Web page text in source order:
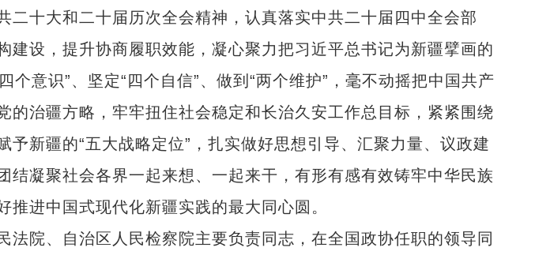
十大和二十届历次全会精神，认真落实中共二十届四中全会部
设，提升协商履职效能，凝心聚力把习近平总书记为新疆擘画的
意识”、坚定“四个自信”、做到“两个维护”，毫不动摇把中国共产
治疆方略，牢牢扭住社会稳定和长治久安工作总目标，紧紧围绕
新疆的“五大战略定位”，扎实做好思想引导、汇聚力量、议政建
凝聚社会各界一起来想、一起来干，有形有感有效铸牢中华民族
进中国式现代化新疆实践的最大同心圆。
院、自治区人民检察院主要负责同志，在全国政协任职的领导同